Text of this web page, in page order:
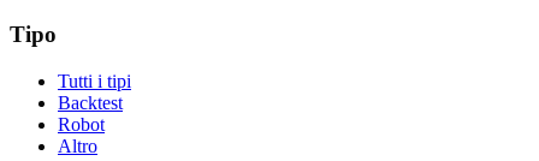
Tipo
Tutti i tipi
Backtest
Robot
Altro